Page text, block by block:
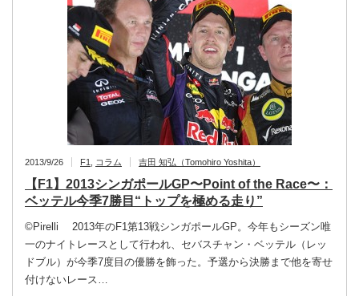
2013/9/26 F1 コラム 吉田 知弘（Tomohiro Yoshita）
【F1】2013シンガポールGP〜Point of the Race〜：
ベッテル今季7勝目“トップを極める走り”
©Pirelli 2013年のF1第13戦シンガポールGP。今年もシーズン唯
一のナイトレースとして行われ、セバスチャン・ベッテル（レッ
ドブル）が今季7度目の優勝を飾った。予選から決勝まで他を寄せ
付けないレース…